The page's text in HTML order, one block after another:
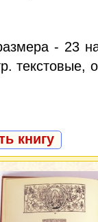
- 23
текстовые,
книгу